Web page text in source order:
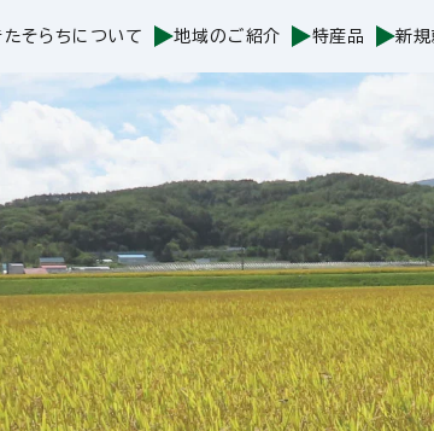
そらちについて 地域のご紹介 特産品 新